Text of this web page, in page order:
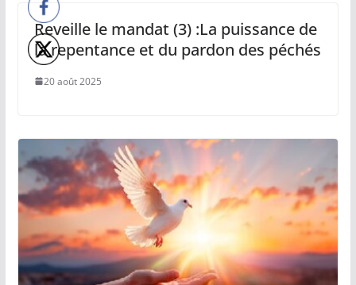
Reveille le mandat (3) :La puissance de
la repentance et du pardon des péchés
20 août 2025